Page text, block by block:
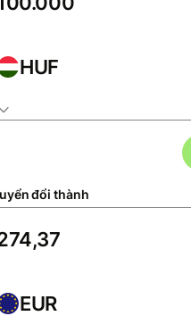
HUF
đổi thành
EUR